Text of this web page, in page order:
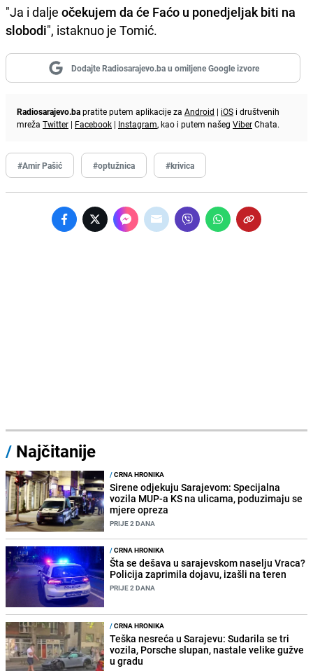
"Ja i dalje očekujem da će Faćo u ponedjeljak biti na
slobodi", istaknuo je Tomić.
Dodajte Radiosarajevo.ba u omiljene Google izvore
Radiosarajevo.bapratite putem aplikacije za Android | iOS i društvenih
mreža Twitter | Facebook | Instagram, kao i putem našeg ViberChata.
#Amir Pašić #optužnica #krivica
/ Najčitanije
/CRNA HRONIKA
Sirene odjekuju Sarajevom: Specijalna
vozila MUP-a KS na ulicama, poduzimaju se
mjere opreza
PRIJE 2 DANA
/CRNA HRONIKA
Šta se dešava u sarajevskom naselju Vraca?
Policija zaprimila dojavu, izašli na teren
PRIJE 2 DANA
/CRNA HRONIKA
Teška nesreća u Sarajevu: Sudarila se tri
vozila, Porsche slupan, nastale velike gužve
u gradu